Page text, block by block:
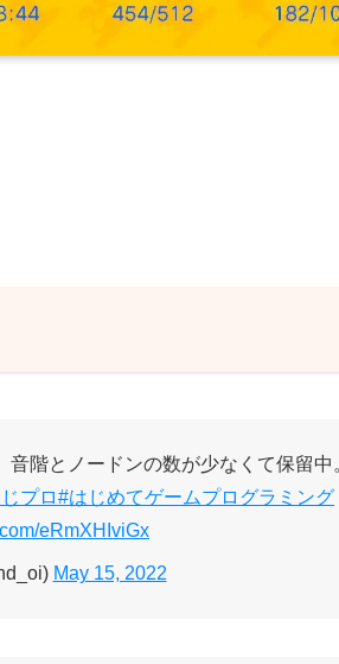
階とノードンの数が少なくて保留中
プロ#はじめてゲームプログラミング
eRmXHIviGx
May 15, 2022